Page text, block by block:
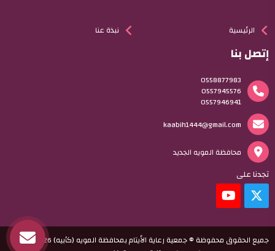
الرئيسية نبذة عنا
إتصل بنا
0558877983
0557945576
0557946941
kaabih1444@gmail.com
محافظة المويه الجديد
تجدنا على
جميع الحقوق محفوظة © جمعية رعاية الأيتام بمحافظة المويه (كأبيه) 2026